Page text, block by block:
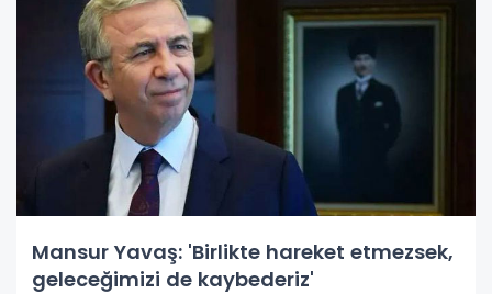
Mansur Yavaş: 'Birlikte hareket etmezsek,
geleceğimizi de kaybederiz'